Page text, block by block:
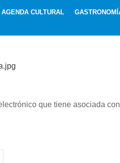
AGENDA CULTURAL
que tiene asociada